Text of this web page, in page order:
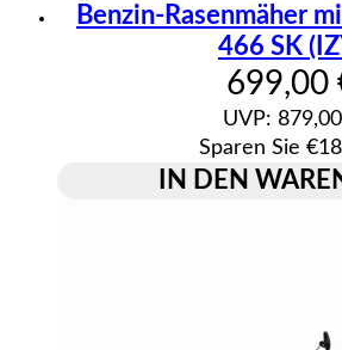
Benzin-Rasenmäher
466 SK
699,00
UVP:
Sparen Sie
IN DEN